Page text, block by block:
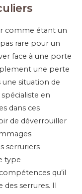
comme étant un
rare pour un
face à une porte
une perte
situation de
spécialiste en
dans ces
de déverrouiller
serruriers
type
qu’il
serrures. Il